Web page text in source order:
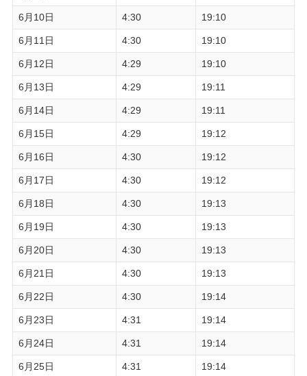
6月10日 4:30 19:10
6月11日 4:30 19:10
6月12日 4:29 19:10
6月13日 4:29 19:11
6月14日 4:29 19:11
6月15日 4:29 19:12
6月16日 4:30 19:12
6月17日 4:30 19:12
6月18日 4:30 19:13
6月19日 4:30 19:13
6月20日 4:30 19:13
6月21日 4:30 19:13
6月22日 4:30 19:14
6月23日 4:31 19:14
6月24日 4:31 19:14
6月25日 4:31 19:14